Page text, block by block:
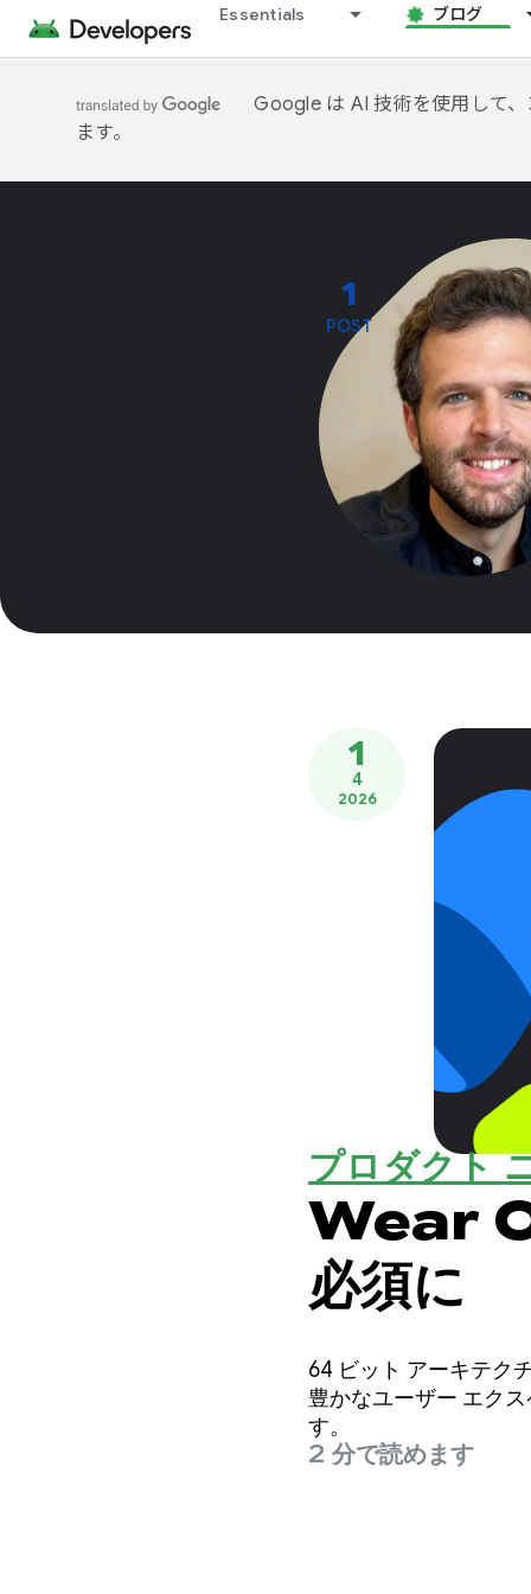
Essentials ブログ
Google は AI 技術を使用して
ます。
1
POST
1
4
2026
プロダクト
Wear
必須に
64 ビット アーキテク
豊かなユーザー エク
す。
2 分で読めます